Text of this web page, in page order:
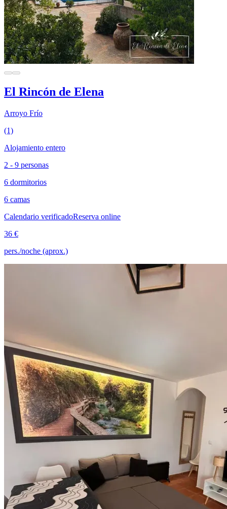
El Rincón de Elena
Arroyo Frío
(1)
Alojamiento entero
2 - 9 personas
6 dormitorios
6 camas
Calendario verificadoReserva online
36 €
pers./noche (aprox.)